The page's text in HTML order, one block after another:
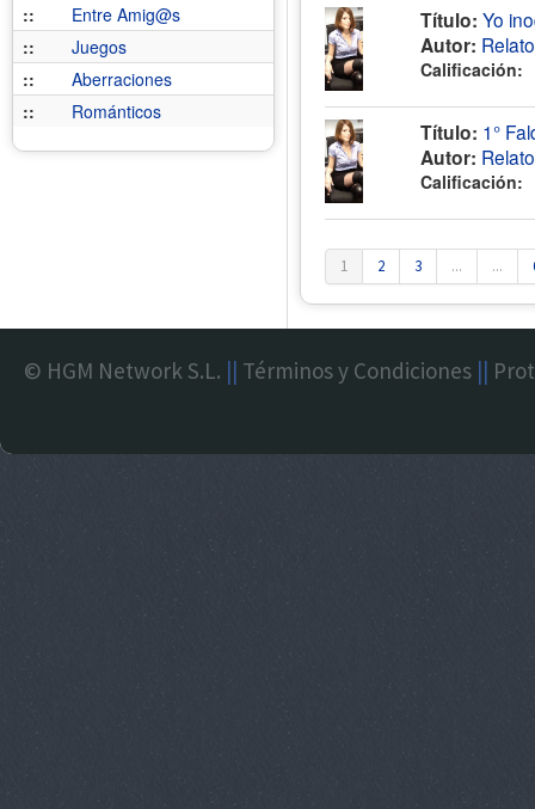
::
Entre Amig@s
::
Juegos
::
Aberraciones
::
Románticos
Título: Yo
Autor:
Calificación:
Título: 1°
Autor:
Calificación:
1 2 3 ... ...
© HGM Network S.L. || Términos y Condiciones ||